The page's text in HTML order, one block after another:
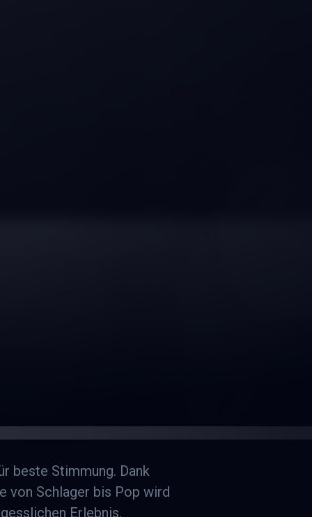
beste Stimmung. Dank
von Schlager bis Pop wird
Erlebnis.